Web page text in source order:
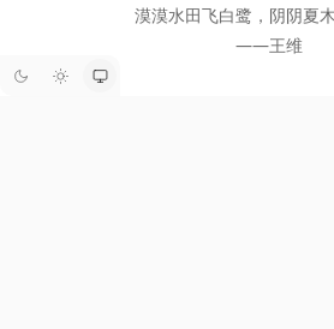
漠漠水田飞白鹭，阴阴夏木
——王维